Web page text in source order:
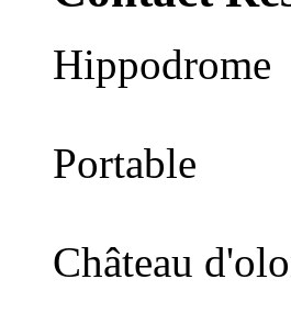
Portable
Château